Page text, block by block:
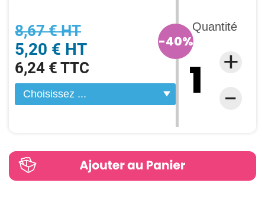
8,67 € HT
5,20 € HT
6,24 € TTC
-40%
Quantité